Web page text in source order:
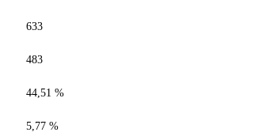
633
483
44,51 %
5,77 %